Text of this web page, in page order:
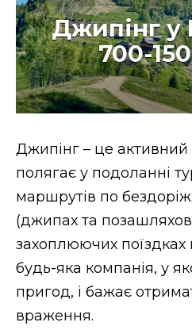
Джипінг у
700-
Джипінг – це
полягає у подоланні
маршрутів по
(джипах та
захоплюючих поїздках
будь-яка компанія, у
пригод, і бажає
враження.